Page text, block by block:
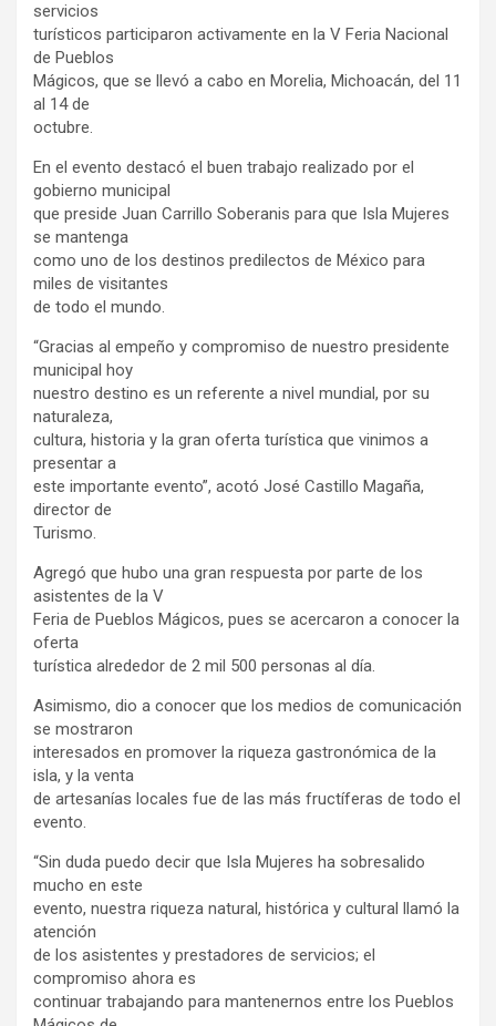
servicios
turísticos participaron activamente en la V Feria Nacional
de Pueblos
Mágicos, que se llevó a cabo en Morelia, Michoacán, del 11
al 14 de
octubre.
En el evento destacó el buen trabajo realizado por el
gobierno municipal
que preside Juan Carrillo Soberanis para que Isla Mujeres
se mantenga
como uno de los destinos predilectos de México para
miles de visitantes
de todo el mundo.
“Gracias al empeño y compromiso de nuestro presidente
municipal hoy
nuestro destino es un referente a nivel mundial, por su
naturaleza,
cultura, historia y la gran oferta turística que vinimos a
presentar a
este importante evento”, acotó José Castillo Magaña,
director de
Turismo.
Agregó que hubo una gran respuesta por parte de los
asistentes de la V
Feria de Pueblos Mágicos, pues se acercaron a conocer la
oferta
turística alrededor de 2 mil 500 personas al día.
Asimismo, dio a conocer que los medios de comunicación
se mostraron
interesados en promover la riqueza gastronómica de la
isla, y la venta
de artesanías locales fue de las más fructíferas de todo el
evento.
“Sin duda puedo decir que Isla Mujeres ha sobresalido
mucho en este
evento, nuestra riqueza natural, histórica y cultural llamó la
atención
de los asistentes y prestadores de servicios; el
compromiso ahora es
continuar trabajando para mantenernos entre los Pueblos